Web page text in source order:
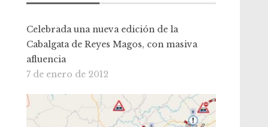
Celebrada una nueva edición de la
Cabalgata de Reyes Magos, con masiva
afluencia
7 de enero de 2012